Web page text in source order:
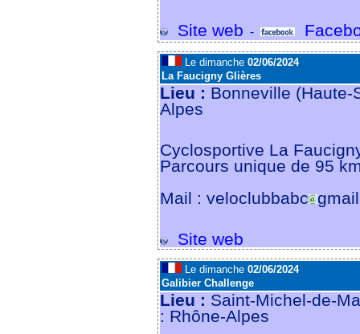
Site web -
Le dimanche 02/06/2024
La Faucigny Glières
Lieu : Bonneville
Alpes
Cyclosportive La
Parcours unique de 95
Mail : veloclubbabc
Site web
Le dimanche 02/06/2024
Galibier Challenge
Lieu : Saint-Michel-de-
: Rhône-Alpes